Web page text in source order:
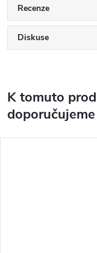
Recenze
Diskuse
K tomuto